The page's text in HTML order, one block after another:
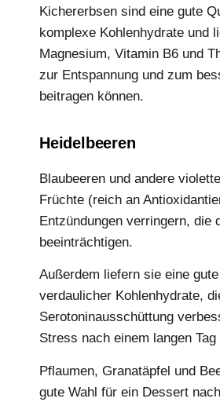
Kichererbsen sind eine gute
komplexe Kohlenhydrate und
Magnesium, Vitamin B6 und
zur Entspannung und zum
beitragen können.
Heidelbeeren
Blaubeeren und andere
Früchte (reich an
Entzündungen verringern, die
beeinträchtigen.
Außerdem liefern sie eine
verdaulicher Kohlenhydrate,
Serotoninausschüttung
Stress nach einem langen Tag
Pflaumen, Granatäpfel und
gute Wahl für ein Dessert